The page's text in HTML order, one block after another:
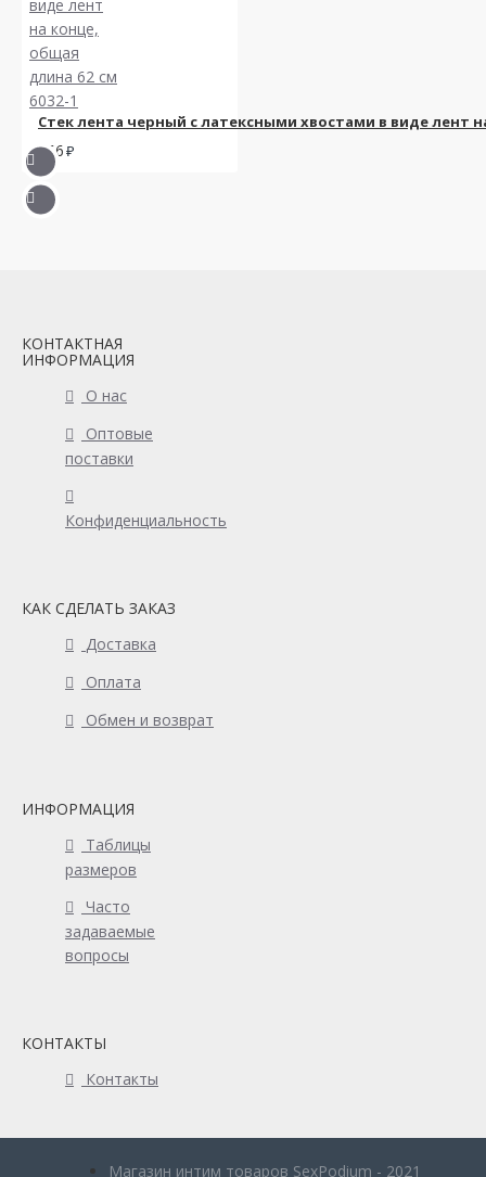
Стек лента черный с латексными хвостами в виде лент
566
КОНТАКТНАЯ
ИНФОРМАЦИЯ
О нас
Оптовые
поставки
Конфиденциальность
КАК СДЕЛАТЬ ЗАКАЗ
Доставка
Оплата
Обмен и возврат
ИНФОРМАЦИЯ
Таблицы
размеров
Часто
задаваемые
вопросы
КОНТАКТЫ
Контакты
Магазин интим товаров SexPodium - 2021